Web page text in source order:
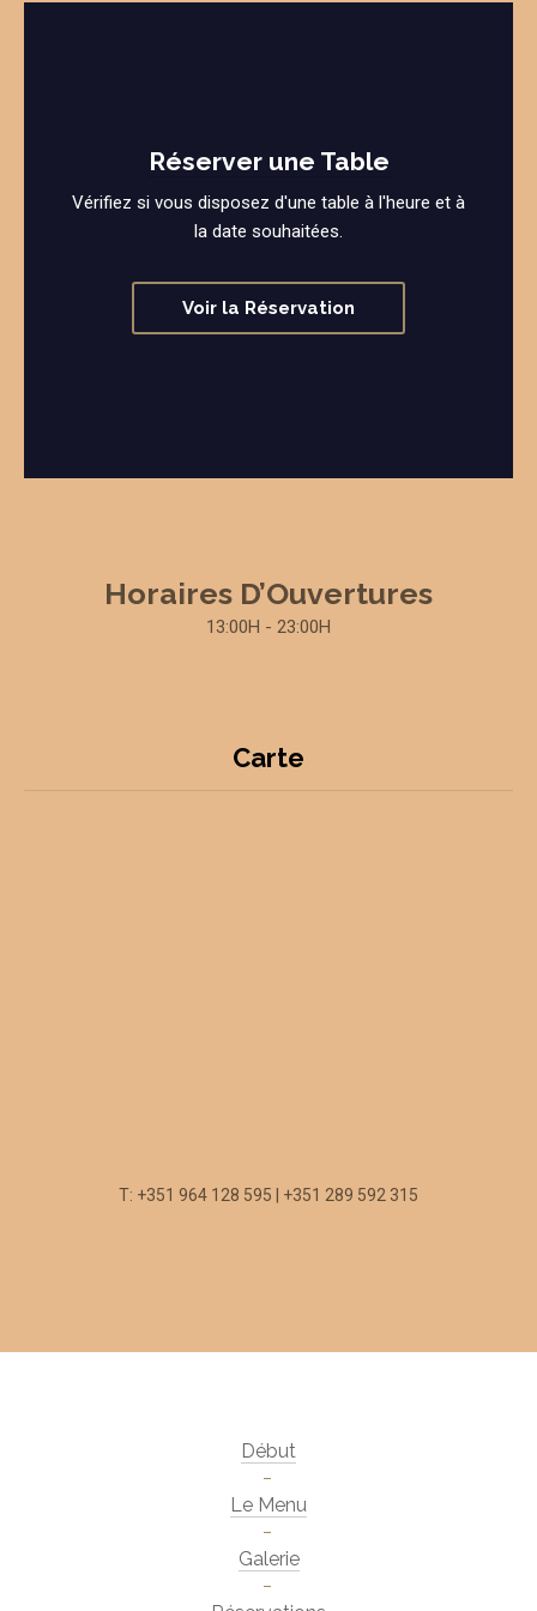
Réserver une Table
Vérifiez si vous disposez d'une table à l'heure et à
la date souhaitées.
Voir la Réservation
Horaires D’Ouvertures
13:00H - 23:00H
Carte
T: +351 964 128 595 | +351 289 592 315
Début
Le Menu
Galerie